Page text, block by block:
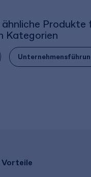
ähnliche Produkte
Kategorien
Vorteile